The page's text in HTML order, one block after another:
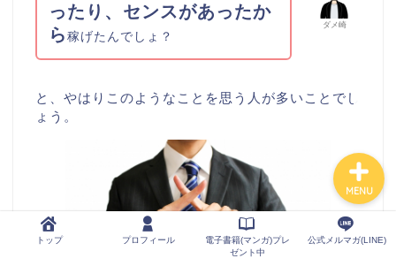
ダメ崎
ったり、センスがあったか
ら稼げたんでしょ？
と、やはりこのようなことを思う人が多いことでし
ょう。
トップ プロフィール
電子書籍(マンガ)プレ
ゼント中
公式メルマガ(LINE)
MENU
電子書籍(マンガ)プレゼン
公式メルマガ(LINE)